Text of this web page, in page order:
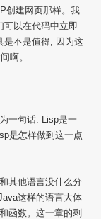
创建网页那样。我
可以在代码中立即
是不是值得, 因为这
啊。
一句话: Lisp是一
是怎样做到这一点
其他语言没什么分
这样的语言大体
函数。这一章的剩